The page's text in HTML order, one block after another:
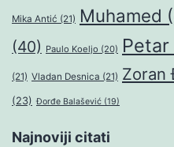
Mika Antić (21) Muhamed
(40) Paulo Koeljo (20)
(21) Vladan Desnica (21) Zoran
(23) Đorđe Balašević (19)
Najnoviji citati